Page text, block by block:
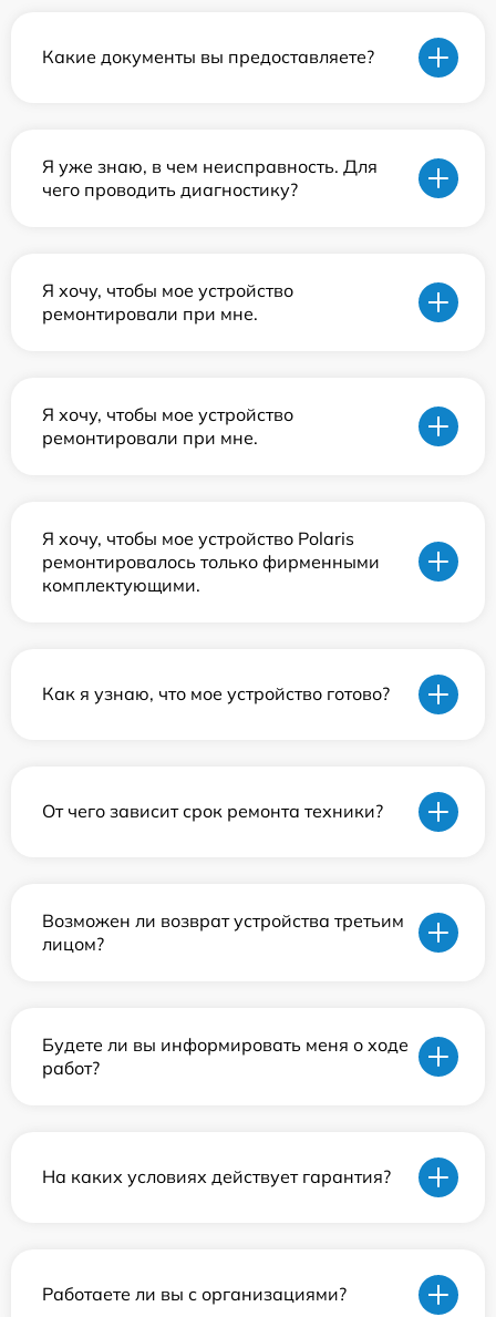
Какие документы вы предоставляете?
Я уже знаю, в чем неисправность. Для
чего проводить диагностику?
Я хочу, чтобы мое устройство
ремонтировали при мне.
Я хочу, чтобы мое устройство
ремонтировали при мне.
Я хочу, чтобы мое устройство Polaris
ремонтировалось только фирменными
комплектующими.
Как я узнаю, что мое устройство готово?
От чего зависит срок ремонта техники?
Возможен ли возврат устройства третьим
лицом?
Будете ли вы информировать меня о ходе
работ?
На каких условиях действует гарантия?
Работаете ли вы с организациями?